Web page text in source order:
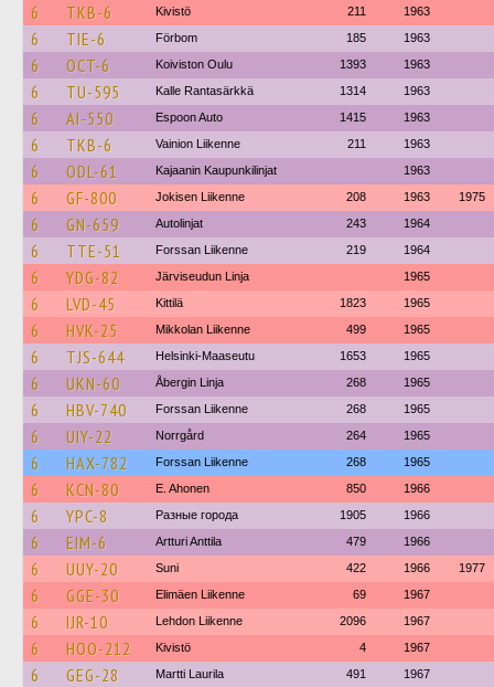
6 TKB-6 Kivistö 211 1963
6 TIE-6 Förbom 185 1963
6 OCT-6 Koiviston Oulu 1393 1963
6 TU-595 Kalle Rantasärkkä 1314 1963
6 AI-550 Espoon Auto 1415 1963
6 TKB-6 Vainion Liikenne 211 1963
6 ODL-61 Kajaanin Kaupunkilinjat 1963
6 GF-800 Jokisen Liikenne 208 1963 1975
6 GN-659 Autolinjat 243 1964
6 TTE-51 Forssan Liikenne 219 1964
6 YDG-82 Järviseudun Linja 1965
6 LVD-45 Kittilä 1823 1965
6 HVK-25 Mikkolan Liikenne 499 1965
6 TJS-644 Helsinki-Maaseutu 1653 1965
6 UKN-60 Åbergin Linja 268 1965
6 HBV-740 Forssan Liikenne 268 1965
6 UIY-22 Norrgård 264 1965
6 HAX-782 Forssan Liikenne 268 1965
6 KCN-80 E. Ahonen 850 1966
6 YPC-8 Разные города 1905 1966
6 EIM-6 Artturi Anttila 479 1966
6 UUY-20 Suni 422 1966 1977
6 GGE-30 Elimäen Liikenne 69 1967
6 IJR-10 Lehdon Liikenne 2096 1967
6 HOO-212 Kivistö 4 1967
6 GEG-28 Martti Laurila 491 1967